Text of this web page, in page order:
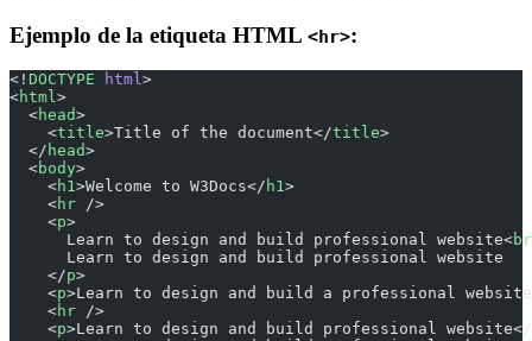
Ejemplo de la etiqueta HTML <hr>:
<! DOCTYPE html>
<html>
  <
head>
    <
title>Title of the document</title>
  </
head>
  <
body>
    <
h1>Welcome to W3Docs</ h1>
    <
hr />
    <
p>
      Learn to design and build professional website<
br
      Learn to design and build professional website
    </
p>
    <
p>Learn to design and build a professional
    <
hr />
    <
p>Learn to design and build professional website</